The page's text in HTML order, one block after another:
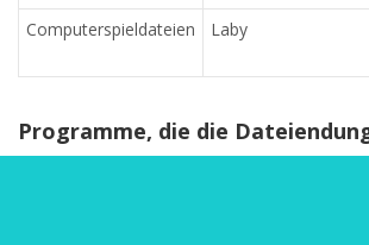
Computerspieldateien Laby
Programme, die die